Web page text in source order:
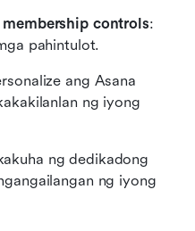
controls:
pahintulot.
ang Asana
ng iyong
ng dedikadong
ng iyong